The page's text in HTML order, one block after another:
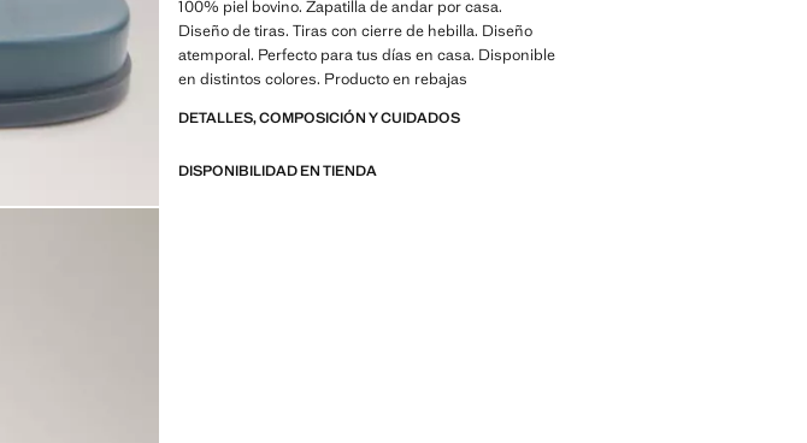
100% piel bovino. Zapatilla de andar por casa.
Diseño de tiras. Tiras con cierre de hebilla. Diseño
atemporal. Perfecto para tus días en casa. Disponible
en distintos colores. Producto en rebajas
DETALLES, COMPOSICIÓN Y CUIDADOS
DISPONIBILIDAD EN TIENDA